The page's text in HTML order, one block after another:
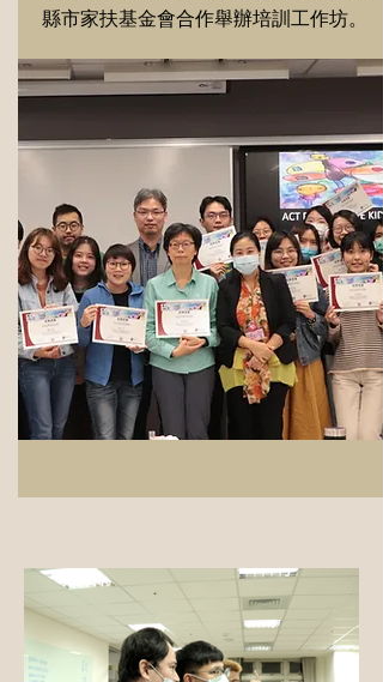
縣市家扶基金會合作舉辦培訓工作坊。